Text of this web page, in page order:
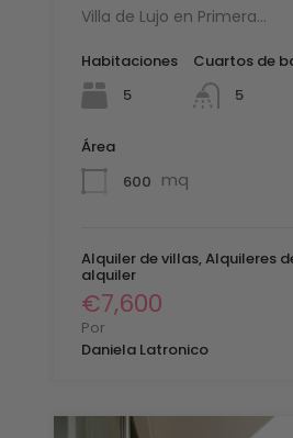
Villa de Lujo en Primera…
Habitaciones
5
Cuartos de
5
Área
600 mq
Alquiler de villas, Alquileres
alquiler
€7,600
Por
Daniela Latronico